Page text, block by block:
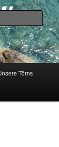
die Segel
Törns